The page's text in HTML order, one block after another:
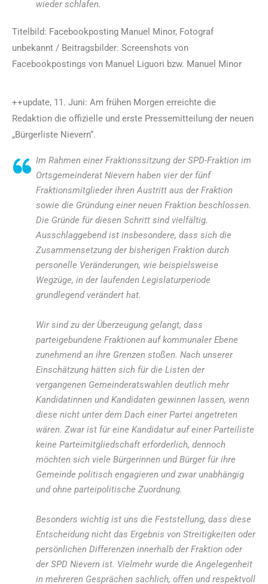
wieder schlafen.
Titelbild: Facebookposting Manuel Minor, Fotograf
unbekannt / Beitragsbilder: Screenshots von
Facebookpostings von Manuel Liguori bzw. Manuel Minor
++update, 11. Juni: Am frühen Morgen erreichte die
Redaktion die offizielle und erste Pressemitteilung der neuen
„Bürgerliste Nievern“.
Im Rahmen einer Fraktionssitzung der SPD-Fraktion im
Ortsgemeinderat Nievern haben vier der fünf
Fraktionsmitglieder ihren Austritt aus der Fraktion
sowie die Gründung einer neuen Fraktion beschlossen.
Die Gründe für diesen Schritt sind vielfältig.
Ausschlaggebend ist insbesondere, dass sich die
Zusammensetzung der bisherigen Fraktion durch
personelle Veränderungen, wie beispielsweise
Wegzüge, in der laufenden Legislaturperiode
grundlegend verändert hat.
Wir sind zu der Überzeugung gelangt, dass
parteigebundene Fraktionen auf kommunaler Ebene
zunehmend an ihre Grenzen stoßen. Nach unserer
Einschätzung hätten sich für die Listen der
vergangenen Gemeinderatswahlen deutlich mehr
Kandidatinnen und Kandidaten gewinnen lassen, wenn
diese nicht unter dem Dach einer Partei angetreten
wären. Zwar ist für eine Kandidatur auf einer Parteiliste
keine Parteimitgliedschaft erforderlich, dennoch
möchten sich viele Bürgerinnen und Bürger für ihre
Gemeinde politisch engagieren und zwar unabhängig
und ohne parteipolitische Zuordnung.
Besonders wichtig ist uns die Feststellung, dass diese
Entscheidung nicht das Ergebnis von Streitigkeiten oder
persönlichen Differenzen innerhalb der Fraktion oder
der SPD Nievern ist. Vielmehr wurde die Angelegenheit
in mehreren Gesprächen sachlich, offen und respektvoll